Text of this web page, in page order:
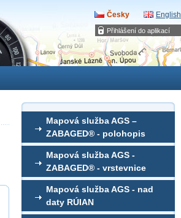
Přihlášení do aplikací
Česky English
Mapová služba AGS –
ZABAGED® - polohopis
Mapová služba AGS -
ZABAGED® - vrstevnice
Mapová služba AGS - nad
daty RÚIAN